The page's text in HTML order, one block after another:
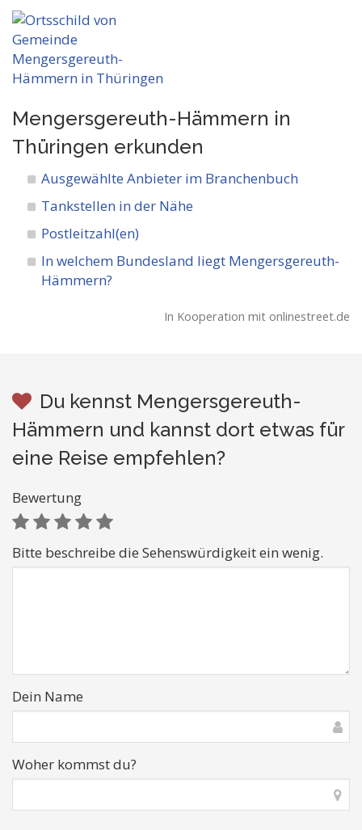
Mengersgereuth-Hämmern in
Thüringen erkunden
Ausgewählte Anbieter im Branchenbuch
Tankstellen in der Nähe
Postleitzahl(en)
In welchem Bundesland liegt Mengersgereuth-
Hämmern?
In Kooperation mit onlinestreet.de
Du kennst Mengersgereuth-
Hämmern und kannst dort etwas für
eine Reise empfehlen?
Bewertung
Bitte beschreibe die Sehenswürdigkeit ein wenig.
Dein Name
Woher kommst du?